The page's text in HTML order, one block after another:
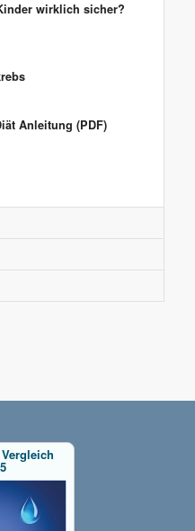
wirklich sicher?
Anleitung (PDF)